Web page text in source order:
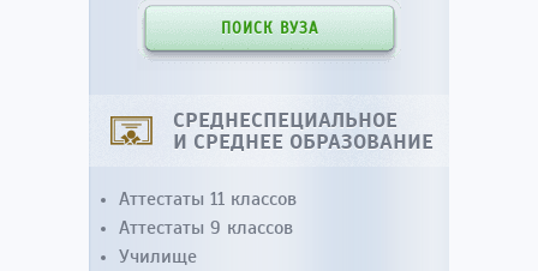
ПОИСК ВУЗА
СРЕДНЕСПЕЦИАЛЬНОЕ
И СРЕДНЕЕ ОБРАЗОВАНИЕ
Аттестаты 11 классов
Аттестаты 9 классов
Училище